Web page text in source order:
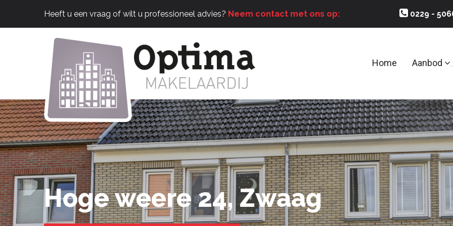
Heeft u een vraag of wilt u professioneel advies? Neem contact met ons op: 0229 -
Home Aanbod
Hoge weere 24, Zwaag